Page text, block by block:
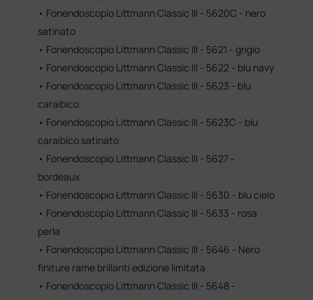
• Fonendoscopio Littmann Classic III - 5620C - nero
satinato
• Fonendoscopio Littmann Classic III - 5621 - grigio
• Fonendoscopio Littmann Classic III - 5622 - blu navy
• Fonendoscopio Littmann Classic III - 5623 - blu
caraibico
• Fonendoscopio Littmann Classic III - 5623C - blu
caraibico satinato
• Fonendoscopio Littmann Classic III - 5627 -
bordeaux
• Fonendoscopio Littmann Classic III - 5630 - blu cielo
• Fonendoscopio Littmann Classic III - 5633 - rosa
perla
• Fonendoscopio Littmann Classic III - 5646 - Nero
finiture rame brillanti edizione limitata
• Fonendoscopio Littmann Classic III - 5648 -